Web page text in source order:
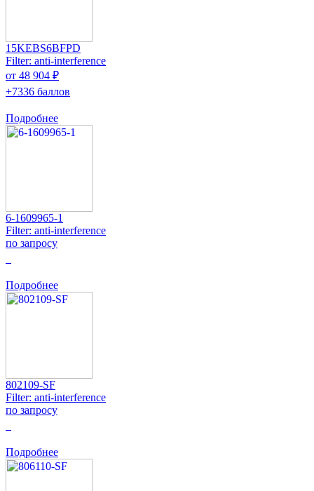
15KEBS6BFPD
Filter: anti-interference
от 48 904 ₽
+7336 баллов
Подробнее
6-1609965-1
Filter: anti-interference
по запросу
Подробнее
802109-SF
Filter: anti-interference
по запросу
Подробнее